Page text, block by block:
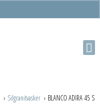
Silgranitvasker BLANCO ADIRA 45 S